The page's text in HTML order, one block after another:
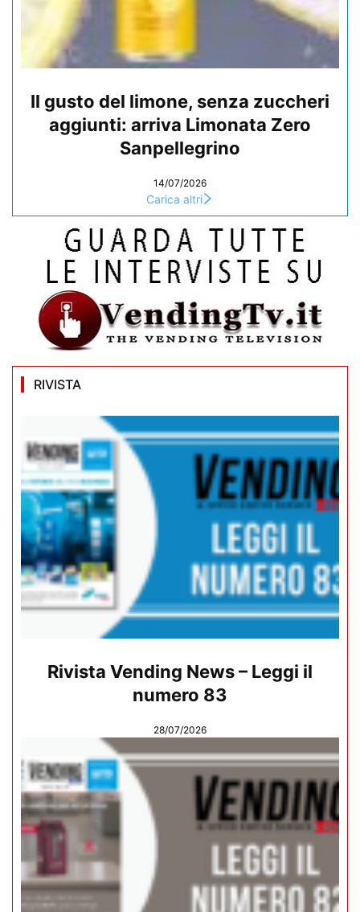
Il gusto del limone, senza zuccheri
aggiunti: arriva Limonata Zero
Sanpellegrino
14/07/2026
Carica altri
RIVISTA
Rivista Vending News – Leggi il
numero 83
28/07/2026